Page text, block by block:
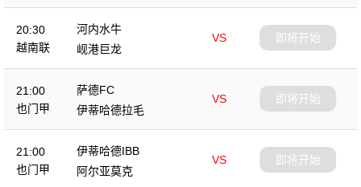
20:30
越南联
河内水牛
VS
岘港巨龙
即将开始
21:00
也门甲
萨德FC
VS
伊蒂哈德拉毛
即将开始
21:00
也门甲
伊蒂哈德IBB
VS
阿尔亚莫克
即将开始